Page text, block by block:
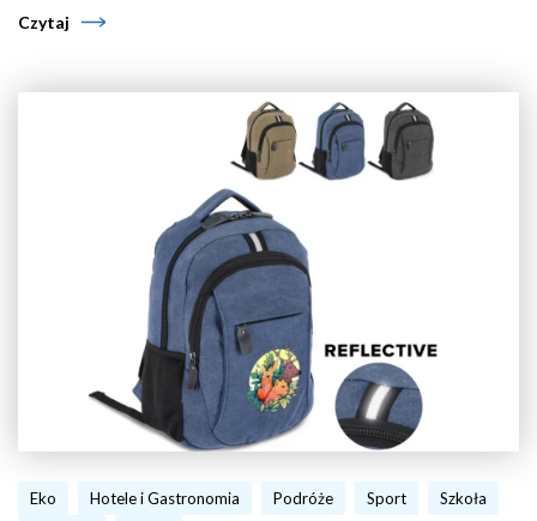
Czytaj
Eko Hotele i Gastronomia Podróże Sport
Szkoła